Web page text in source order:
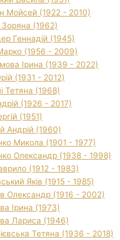
Мойсей (1922 - 2010)
Зоряна (1962)
Геннадій (1945)
(1956 - 2009)
Ірина (1939 - 2022)
(1931 - 2012)
Тетяна (1968)
(1926 - 2017)
(1951)
Андрій (1960)
Микола (1901 - 1977)
Олександр (1938 - 1998)
(1912 - 1983)
Яків (1915 - 1985)
Олександр (1916 - 2002)
Ірина (1973)
Лариса (1946)
Тетяна (1936 - 2018)